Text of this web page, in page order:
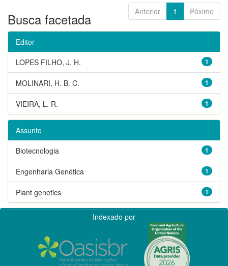
Anterior 1 Póximo
Busca facetada
Editor
1
LOPES FILHO, J. H.
1
MOLINARI, H. B. C.
1
VIEIRA, L. R.
Assunto
1
Biotecnologia
1
Engenharia Genética
1
Plant genetics
Indexado por